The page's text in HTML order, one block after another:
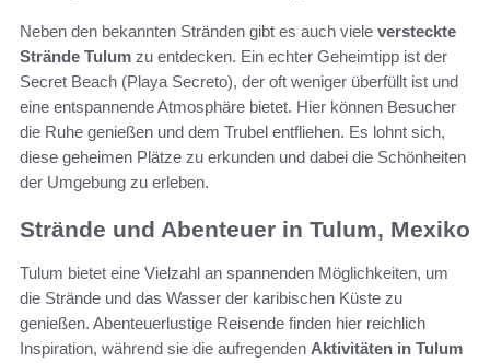
Neben den bekannten Stränden gibt es auch viele versteckte
Strände Tulum zu entdecken. Ein echter Geheimtipp ist der
Secret Beach (Playa Secreto), der oft weniger überfüllt ist und
eine entspannende Atmosphäre bietet. Hier können Besucher
die Ruhe genießen und dem Trubel entfliehen. Es lohnt sich,
diese geheimen Plätze zu erkunden und dabei die Schönheiten
der Umgebung zu erleben.
Strände und Abenteuer in Tulum, Mexiko
Tulum bietet eine Vielzahl an spannenden Möglichkeiten, um
die Strände und das Wasser der karibischen Küste zu
genießen. Abenteuerlustige Reisende finden hier reichlich
Inspiration, während sie die aufregenden Aktivitäten in Tulum